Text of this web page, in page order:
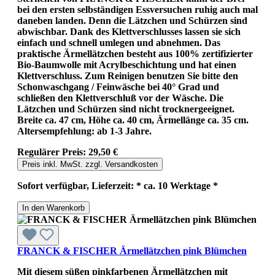
bei den ersten selbständigen Essversuchen ruhig auch mal
daneben landen. Denn die Lätzchen und Schürzen sind
abwischbar. Dank des Klettverschlusses lassen sie sich
einfach und schnell umlegen und abnehmen. Das
praktische Ärmellätzchen besteht aus 100% zertifizierter
Bio-Baumwolle mit Acrylbeschichtung und hat einen
Klettverschluss. Zum Reinigen benutzen Sie bitte den
Schonwaschgang / Feinwäsche bei 40° Grad und
schließen den Klettverschluß vor der Wäsche. Die
Lätzchen und Schürzen sind nicht trocknergeeignet.
Breite ca. 47 cm, Höhe ca. 40 cm, Ärmellänge ca. 35 cm.
Altersempfehlung: ab 1-3 Jahre.
Regulärer Preis: 29,50 €
Preis inkl. MwSt. zzgl. Versandkosten
Sofort verfügbar, Lieferzeit: * ca. 10 Werktage *
In den Warenkorb
FRANCK & FISCHER Ärmellätzchen pink Blümchen
Mit diesem süßen pinkfarbenen Ärmellätzchen mit